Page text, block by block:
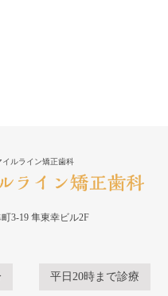
ルライン矯正歯科
3-19 隼東幸ビル2F
平日20時まで診療